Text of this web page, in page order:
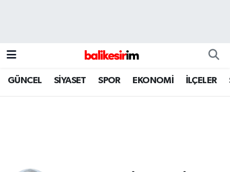
GÜNCEL SİYASET SPOR EKONOMİ İLÇELER